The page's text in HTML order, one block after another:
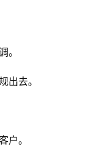
。
出去。
户。